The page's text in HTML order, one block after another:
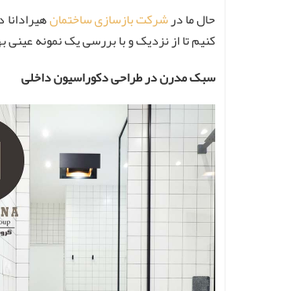
حال ما درشرکت بازسازی ساختمان
کنیم تا از نزدیک و با بررسی یک نمونه
سبک مدرن در طراحی دکوراسیون داخلی